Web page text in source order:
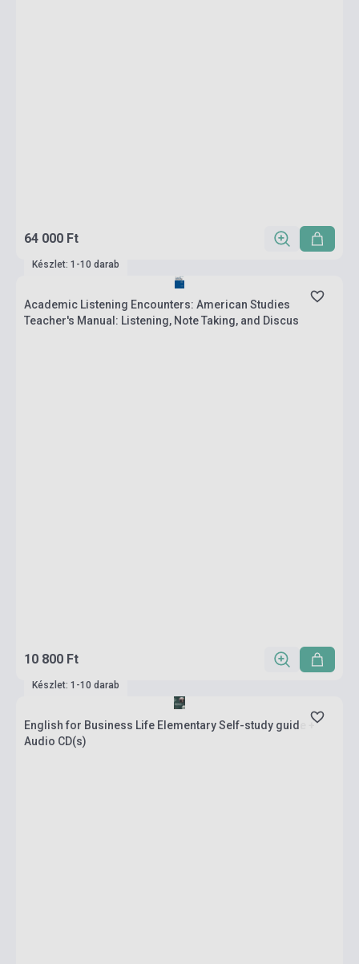
64 000 Ft
Készlet: 1-10 darab
Academic Listening Encounters: American Studies
Teacher's Manual: Listening, Note Taking, and Discus
10 800 Ft
Készlet: 1-10 darab
English for Business Life Elementary Self-study guide +
Audio CD(s)